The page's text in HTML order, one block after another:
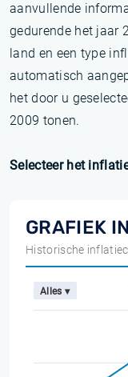
aanvullende
gedurende het jaar
land en een type
automatisch
het door u
2009 tonen.
Selecteer het
GRAFIEK
Historische
Alles ▾